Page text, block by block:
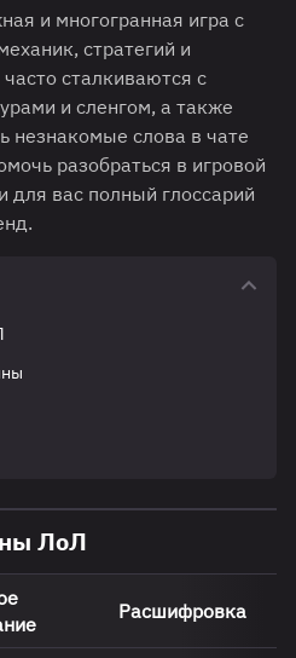
и многогранная игра с
стратегий и
сталкиваются с
и сленгом, а также
незнакомые слова в чате
разобраться в игровой
для вас полный глоссарий
ЛоЛ
Расшифровка